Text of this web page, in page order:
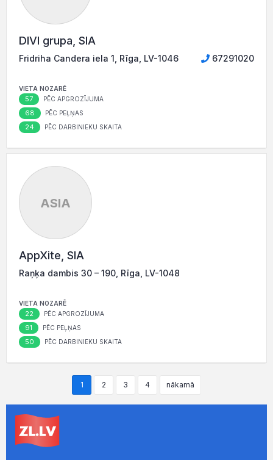
DIVI grupa, SIA
Fridriha Candera iela 1, Rīga, LV-1046 67291020
VIETA NOZARĒ
57 PĒC APGROZĪJUMA
68 PĒC PEĻŅAS
24 PĒC DARBINIEKU SKAITA
ASIA
AppXite, SIA
Raņķa dambis 30 – 190, Rīga, LV-1048
VIETA NOZARĒ
22 PĒC APGROZĪJUMA
91 PĒC PEĻŅAS
50 PĒC DARBINIEKU SKAITA
1 2 3 4 nākamā